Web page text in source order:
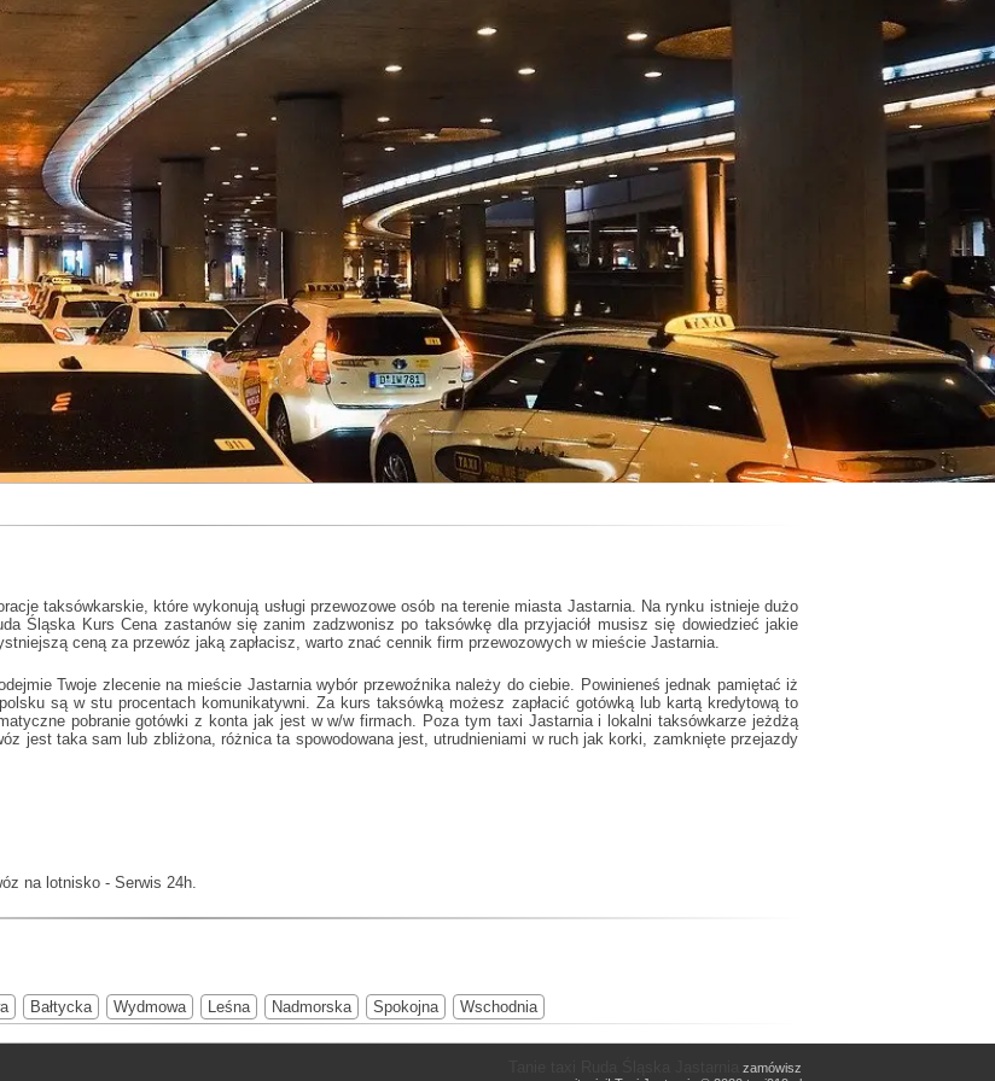
taksówkarskie, które wykonują usługi przewozowe osób na terenie miasta Jastarnia. Na rynku istnieje dużo
Śląska Kurs Cena zastanów się zanim zadzwonisz po taksówkę dla przyjaciół musisz się dowiedzieć jakie
ceną za przewóz jaką zapłacisz, warto znać cennik firm przewozowych w mieście Jastarnia.
Twoje zlecenie na mieście Jastarnia wybór przewoźnika należy do ciebie. Powinieneś jednak pamiętać iż
są w stu procentach komunikatywni. Za kurs taksówką możesz zapłacić gotówką lub kartą kredytową to
pobranie gotówki z konta jak jest w w/w firmach. Poza tym taxi Jastarniai lokalni taksówkarze jeżdżą
jest taka sam lub zbliżona, różnica ta spowodowana jest, utrudnieniami w ruch jak korki, zamknięte przejazdy
na lotnisko - Serwis 24h.
Bałtycka Wydmowa Leśna Nadmorska Spokojna Wschodnia
zamówisz